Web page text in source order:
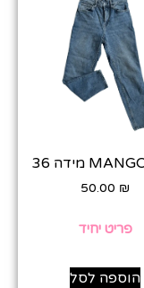
50.00 ₪
פריט יחיד
הוספה לסל